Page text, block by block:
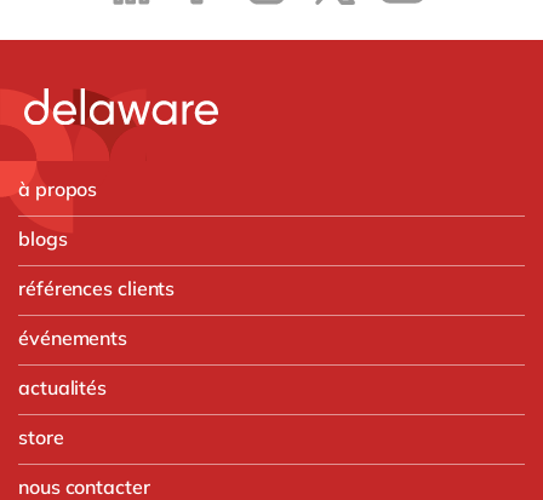
à propos
blogs
références clients
événements
actualités
store
nous contacter